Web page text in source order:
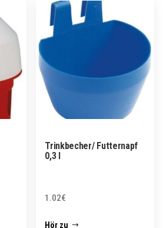
Trinkbecher/ Futternapf
0,3 l
1.02€
Hör zu